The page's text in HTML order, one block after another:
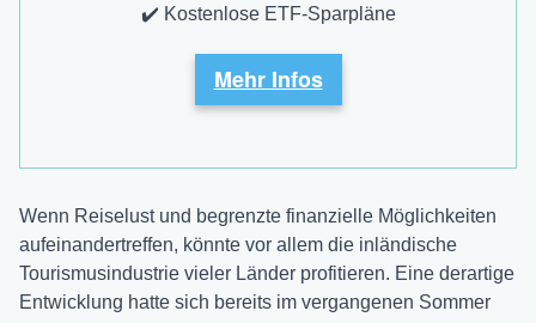
✔️ Kostenlose ETF-Sparpläne
Mehr Infos
Wenn Reiselust und begrenzte finanzielle Möglichkeiten
aufeinandertreffen, könnte vor allem die inländische
Tourismusindustrie vieler Länder profitieren. Eine derartige
Entwicklung hatte sich bereits im vergangenen Sommer